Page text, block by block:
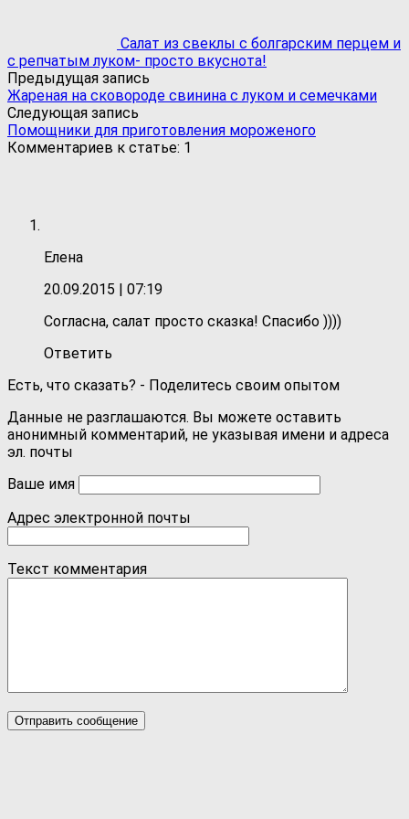
Салат из свеклы с болгарским перцем и
с репчатым луком- просто вкуснота!
Предыдущая запись
Жареная на сковороде свинина с луком и семечками
Следующая запись
Помощники для приготовления мороженого
Комментариев к статье: 1
Елена
20.09.2015 | 07:19
Согласна, салат просто сказка! Спасибо ))))
Ответить
Есть, что сказать? - Поделитесь своим опытом
Данные не разглашаются. Вы можете оставить
анонимный комментарий, не указывая имени и адреса
эл. почты
Ваше имя
Адрес электронной почты
Текст комментария